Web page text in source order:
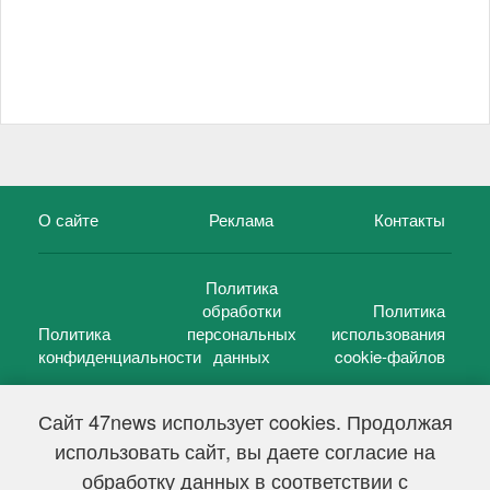
Сайт 47news использует cookies. Продолжая
использовать сайт, вы даете согласие на
обработку данных в соответствии с
О сайте Реклама Контакты
Политика
конфиденциальности
Политика
обработки
персональных
данных
Политика
использования
cookie-файлов
47 новостей (47 news)2005 — 2026 г.
Свидетельство о регистрации СМИ Эл № ФС 77-39848, выдано